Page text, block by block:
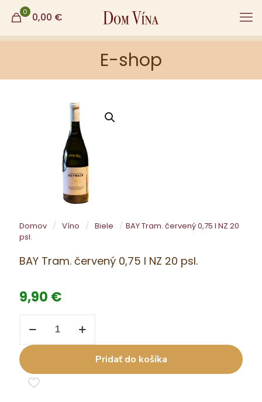
0 0,00 €
E-shop
Domov / Víno / Biele / BAY Tram. červený 0,75 l NZ 20
psl.
BAY Tram. červený 0,75 l NZ 20 psl.
9,90 €
BAY
červený
0,75
NZ
Pridať do košíka